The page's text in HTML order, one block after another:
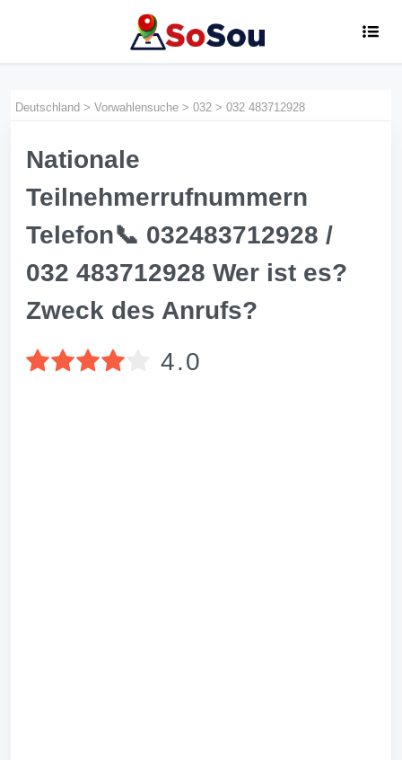
Deutschland > Vorwahlensuche > 032 > 032 483712928
Nationale
Teilnehmerrufnummern
Telefon📞 032483712928 /
032 483712928 Wer ist es?
Zweck des Anrufs?
4.0